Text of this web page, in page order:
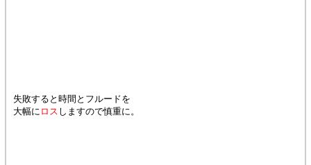
失敗すると時間とフルードを
大幅に ロス しますので慎重に。